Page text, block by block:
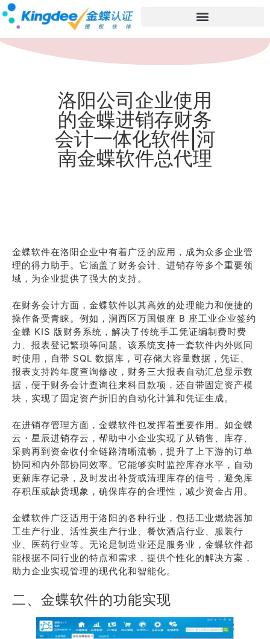
洛阳公司企业使用
的金蝶进销存财务
会计一体化软件|河
南金蝶软件总代理
金蝶软件在洛阳企业中有着广泛的应用，成为众多企业管
理的得力助手。它涵盖了财务会计、进销存等多个重要领
域，为企业提供了强大的支持。
在财务会计方面，金蝶软件以其高效的处理能力和便捷的
操作备受青睐。例如，涧西区万国银座 B 座工业企业签约
金蝶 KIS 版财务系统，解决了传统手工凭证编制费时费
力、报表登记繁琐等问题。该系统支持一套软件内外账同
时使用，自带 SQL 数据库，可存储大容量数据，凭证、
报表支持跨年度查询修改，财务三大报表自动汇总显示数
据，便于财务会计查询往来科目款项，还自带固定资产模
块，实现了固定资产折旧的自动化计算和凭证生成。
在进销存管理方面，金蝶软件也发挥着重要作用。如金蝶
云・星辰进销存云，帮助中小企业实现了从销售、库存、
采购再到资金收付全链路清晰流畅，提升了上下游的订单
协同和内外部协同效率。它能够实时监控库存水平，自动
更新库存记录，及时发出补货或清理库存的信号，避免库
存积压或缺货现象，确保库存的合理性，减少资金占用。
金蝶软件广泛适用于洛阳的各种行业，包括工业燃烧器加
工生产行业、活性炭生产行业、餐饮酒店行业、服装行
业、医药行业等。无论是制造业还是服务业，金蝶软件都
能根据不同行业的特点和需求，提供个性化的解决方案，
助力企业实现管理的现代化和智能化。
二、金蝶软件的功能实现